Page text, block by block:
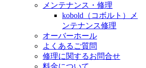
メンテナンス・修理
kobold（コボルト）メ
ンテナンス修理
オーバーホール
よくあるご質問
修理に関するお問合せ
料金について